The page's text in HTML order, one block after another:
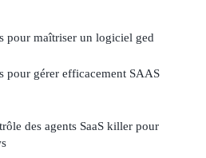
pour maîtriser un logiciel ged
pour gérer efficacement SAAS
des agents SaaS killer pour